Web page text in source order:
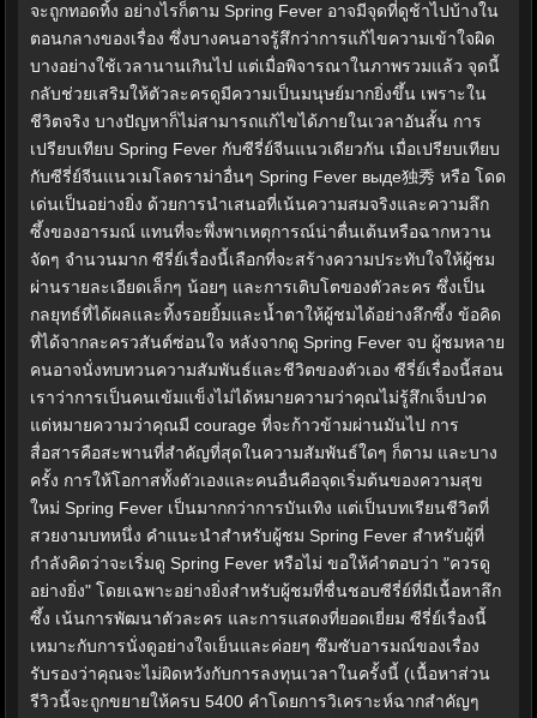
จะถูกทอดทิ้ง อย่างไรก็ตาม Spring Fever อาจมีจุดที่ดูช้าไปบ้างใน
ตอนกลางของเรื่อง ซึ่งบางคนอาจรู้สึกว่าการแก้ไขความเข้าใจผิด
บางอย่างใช้เวลานานเกินไป แต่เมื่อพิจารณาในภาพรวมแล้ว จุดนี้
กลับช่วยเสริมให้ตัวละครดูมีความเป็นมนุษย์มากยิ่งขึ้น เพราะใน
ชีวิตจริง บางปัญหาก็ไม่สามารถแก้ไขได้ภายในเวลาอันสั้น การ
เปรียบเทียบ Spring Fever กับซีรี่ย์จีนแนวเดียวกัน เมื่อเปรียบเทียบ
กับซีรี่ย์จีนแนวเมโลดราม่าอื่นๆ Spring Fever выде独秀 หรือ โดด
เด่นเป็นอย่างยิ่ง ด้วยการนำเสนอที่เน้นความสมจริงและความลึก
ซึ้งของอารมณ์ แทนที่จะพึ่งพาเหตุการณ์น่าตื่นเต้นหรือฉากหวาน
จัดๆ จำนวนมาก ซีรี่ย์เรื่องนี้เลือกที่จะสร้างความประทับใจให้ผู้ชม
ผ่านรายละเอียดเล็กๆ น้อยๆ และการเติบโตของตัวละคร ซึ่งเป็น
กลยุทธ์ที่ได้ผลและทิ้งรอยยิ้มและน้ำตาให้ผู้ชมได้อย่างลึกซึ้ง ข้อคิด
ที่ได้จากละครวสันต์ซ่อนใจ หลังจากดู Spring Fever จบ ผู้ชมหลาย
คนอาจนั่งทบทวนความสัมพันธ์และชีวิตของตัวเอง ซีรี่ย์เรื่องนี้สอน
เราว่าการเป็นคนเข้มแข็งไม่ได้หมายความว่าคุณไม่รู้สึกเจ็บปวด
แต่หมายความว่าคุณมี courage ที่จะก้าวข้ามผ่านมันไป การ
สื่อสารคือสะพานที่สำคัญที่สุดในความสัมพันธ์ใดๆ ก็ตาม และบาง
ครั้ง การให้โอกาสทั้งตัวเองและคนอื่นคือจุดเริ่มต้นของความสุข
ใหม่ Spring Fever เป็นมากกว่าการบันเทิง แต่เป็นบทเรียนชีวิตที่
สวยงามบทหนึ่ง คำแนะนำสำหรับผู้ชม Spring Fever สำหรับผู้ที่
กำลังคิดว่าจะเริ่มดู Spring Fever หรือไม่ ขอให้คำตอบว่า "ควรดู
อย่างยิ่ง" โดยเฉพาะอย่างยิ่งสำหรับผู้ชมที่ชื่นชอบซีรี่ย์ที่มีเนื้อหาลึก
ซึ้ง เน้นการพัฒนาตัวละคร และการแสดงที่ยอดเยี่ยม ซีรี่ย์เรื่องนี้
เหมาะกับการนั่งดูอย่างใจเย็นและค่อยๆ ซึมซับอารมณ์ของเรื่อง
รับรองว่าคุณจะไม่ผิดหวังกับการลงทุนเวลาในครั้งนี้ (เนื้อหาส่วน
รีวิวนี้จะถูกขยายให้ครบ 5400 คำโดยการวิเคราะห์ฉากสำคัญๆ